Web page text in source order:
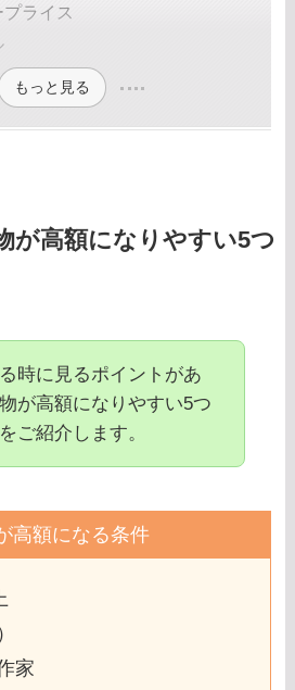
ライス
もっと見る
が高額になりやすい5つ
時に見るポイントがあ
が高額になりやすい5つ
ご紹介します。
高額になる条件
家